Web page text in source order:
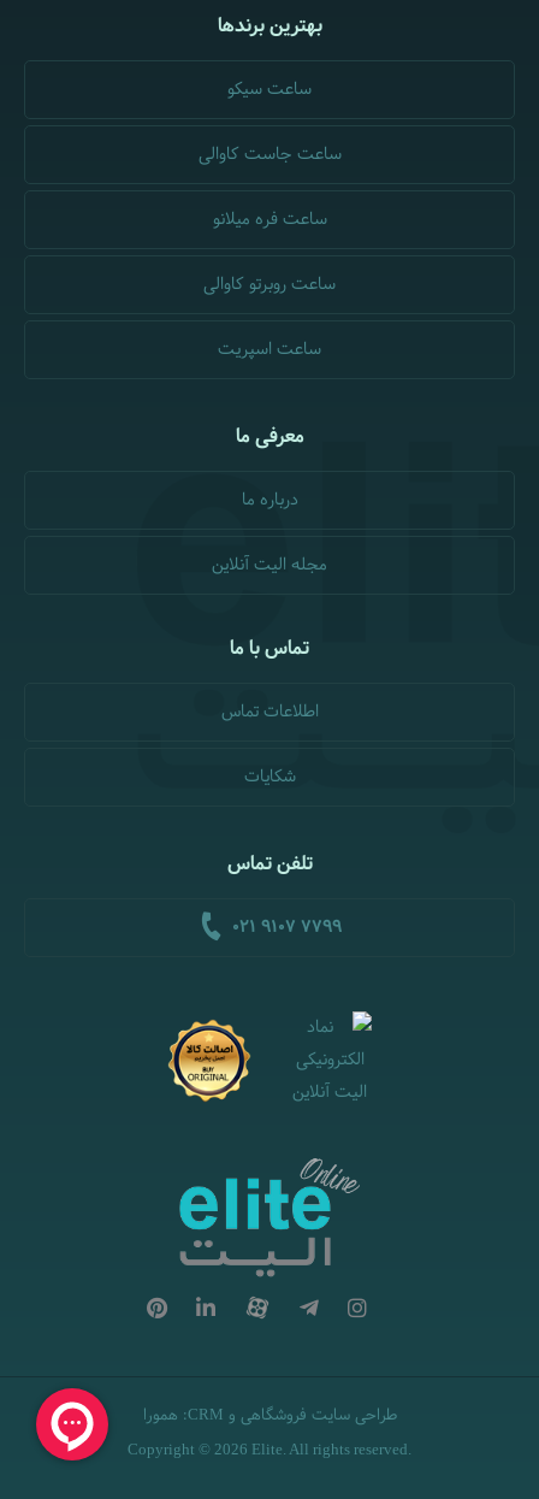
بهترین برندها
ساعت سیکو
ساعت جاست کاوالی
ساعت فره میلانو
ساعت روبرتو کاوالی
ساعت اسپریت
معرفی ما
درباره ما
مجله الیت آنلاین
تماس با ما
اطلاعات تماس
شکایات
تلفن تماس
021 9107 7799
طراحی سایت فروشگاهی و CRM
: همورا
Copyright © 2026 Elite. All rights reserved.